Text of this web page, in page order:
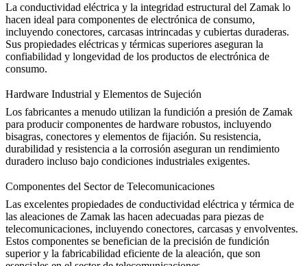
La conductividad eléctrica y la integridad estructural del Zamak lo
hacen ideal para componentes de electrónica de consumo,
incluyendo conectores, carcasas intrincadas y cubiertas duraderas.
Sus propiedades eléctricas y térmicas superiores aseguran la
confiabilidad y longevidad de los productos de electrónica de
consumo.
Hardware Industrial y Elementos de Sujeción
Los fabricantes a menudo utilizan la fundición a presión de Zamak
para producir componentes de hardware robustos, incluyendo
bisagras, conectores y elementos de fijación. Su resistencia,
durabilidad y resistencia a la corrosión aseguran un rendimiento
duradero incluso bajo condiciones industriales exigentes.
Componentes del Sector de Telecomunicaciones
Las excelentes propiedades de conductividad eléctrica y térmica de
las aleaciones de Zamak las hacen adecuadas para piezas de
telecomunicaciones, incluyendo conectores, carcasas y envolventes.
Estos componentes se benefician de la precisión de fundición
superior y la fabricabilidad eficiente de la aleación, que son